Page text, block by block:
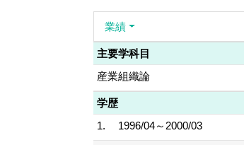
業績
主要学科目
産業組織論
学歴
1.
1996/04～2000/03